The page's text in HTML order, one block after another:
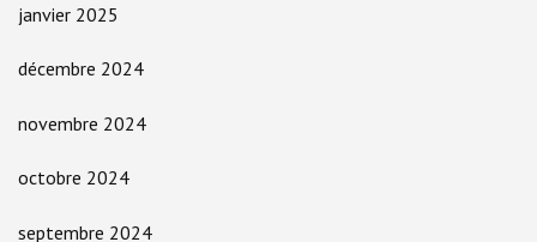
janvier 2025
décembre 2024
novembre 2024
octobre 2024
septembre 2024